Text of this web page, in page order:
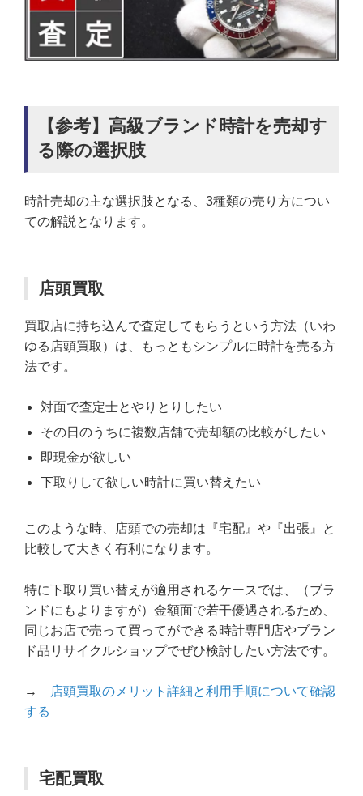
【参考】高級ブランド時計を売却す
る際の選択肢
時計売却の主な選択肢となる、3種類の売り方につい
ての解説となります。
店頭買取
買取店に持ち込んで査定してもらうという方法（いわ
ゆる店頭買取）は、もっともシンプルに時計を売る方
法です。
対面で査定士とやりとりしたい
その日のうちに複数店舗で売却額の比較がしたい
即現金が欲しい
下取りして欲しい時計に買い替えたい
このような時、店頭での売却は『宅配』や『出張』と
比較して大きく有利になります。
特に下取り買い替えが適用されるケースでは、（ブラ
ンドにもよりますが）金額面で若干優遇されるため、
同じお店で売って買ってができる時計専門店やブラン
ド品リサイクルショップでぜひ検討したい方法です。
→
店頭買取のメリット詳細と利用手順について確認
する
宅配買取